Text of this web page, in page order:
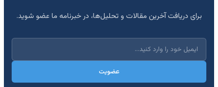
برای دریافت آخرین مقالات و تحلیل‌ها، در خبرنامه ما عضو شوید.
عضویت